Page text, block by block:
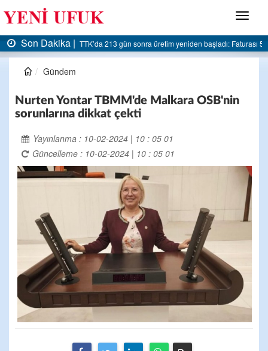
Menü
5 milyar liraya dayandı
Son Dakika |AK Parti Ereğli İlçe Başkanlığı’ndan belediyeye sert
Gündem
Nurten Yontar TBMM'de Malkara OSB'nin
sorunlarına dikkat çekti
Yayınlanma : 10-02-2024 | 10 : 05 01
Güncelleme : 10-02-2024 | 10 : 05 01